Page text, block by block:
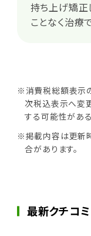
持ち上げ矯正
ことなく治療
※消費税総額表示
次税込表示へ変
する可能性があ
※掲載内容は更新
合があります。
最新クチコミ